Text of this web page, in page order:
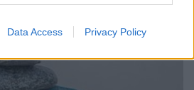
to enable storage
prevention, and other
Data Access Privacy Policy